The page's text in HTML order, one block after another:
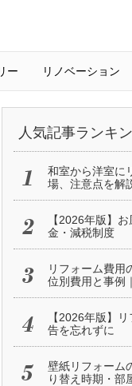
ー リノベーション
人気記事ランキ
和室から洋室に
場、注意点を解
【2026年版】
金・減税制度
リフォーム費用
位別費用と事例
【2026年版】
告を忘れずに
壁紙リフォーム
り替え時期・部